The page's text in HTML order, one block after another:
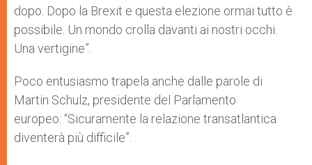
dopo. Dopo la Brexit e questa elezione ormai tutto è
possibile. Un mondo crolla davanti ai nostri occhi.
Una vertigine”.
Poco entusiasmo trapela anche dalle parole di
Martin Schulz, presidente del Parlamento
europeo: “Sicuramente la relazione transatlantica
diventerà più difficile”.